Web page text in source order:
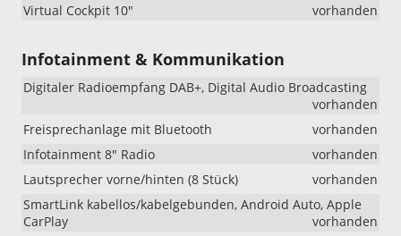
Virtual Cockpit 10"
vorhanden
Infotainment & Kommunikation
Digitaler Radioempfang DAB+, Digital Audio Broadcasting
vorhanden
Freisprechanlage mit Bluetooth
vorhanden
Infotainment 8" Radio
vorhanden
Lautsprecher vorne/hinten (8 Stück)
vorhanden
SmartLink kabellos/kabelgebunden, Android Auto, Apple
CarPlay
vorhanden